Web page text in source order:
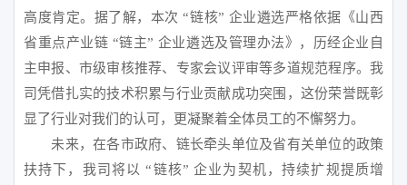
高度肯定。据了解，本次 “链核” 企业遴选严格依据《山西
省重点产业链 “链主” 企业遴选及管理办法》，历经企业自
主申报、市级审核推荐、专家会议评审等多道规范程序。我
司凭借扎实的技术积累与行业贡献成功突围，这份荣誉既彰
显了行业对我们的认可，更凝聚着全体员工的不懈努力。
未来，在各市政府、链长牵头单位及省有关单位的政策
扶持下，我司将以 “链核” 企业为契机，持续扩规提质增